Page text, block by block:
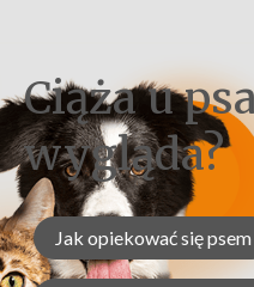
Ciąża u
wygląda?
Jak opiekować się psem